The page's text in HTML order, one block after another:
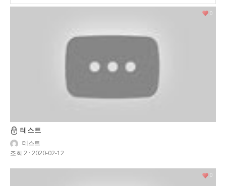
테스트
테스트
조회 2 · 2020-02-12
0
0